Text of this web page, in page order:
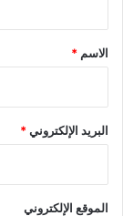
*
الاسم *
البريد الإلكتروني*
الموقع الإلكتروني